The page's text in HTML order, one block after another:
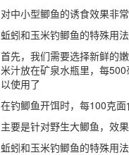
对中小型鲫鱼的诱食效果非
蚯蚓和玉米钓鲫鱼的特殊用
首先，我们需要选择新鲜的
米汁放在矿泉水瓶里，每
以使用了
在钓鲫鱼开饵时，每100克
主要是针对野生大鲫鱼，效
蚯蚓和玉米钓鲫鱼的特殊用